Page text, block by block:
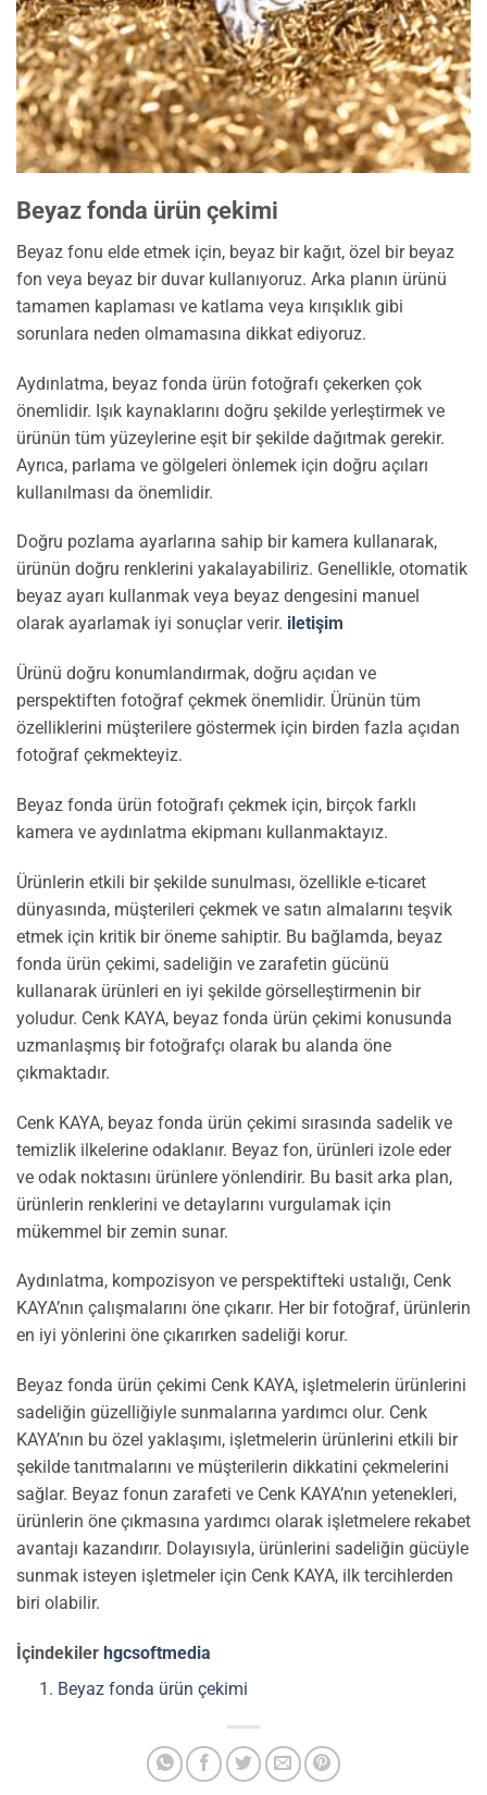
Beyaz fonda ürün çekimi
Beyaz fonu elde etmek için, beyaz bir kağıt, özel bir beyaz
fon veya beyaz bir duvar kullanıyoruz. Arka planın ürünü
tamamen kaplaması ve katlama veya kırışıklık gibi
sorunlara neden olmamasına dikkat ediyoruz.
Aydınlatma, beyaz fonda ürün fotoğrafı çekerken çok
önemlidir. Işık kaynaklarını doğru şekilde yerleştirmek ve
ürünün tüm yüzeylerine eşit bir şekilde dağıtmak gerekir.
Ayrıca, parlama ve gölgeleri önlemek için doğru açıları
kullanılması da önemlidir.
Doğru pozlama ayarlarına sahip bir kamera kullanarak,
ürünün doğru renklerini yakalayabiliriz. Genellikle, otomatik
beyaz ayarı kullanmak veya beyaz dengesini manuel
olarak ayarlamak iyi sonuçlar verir. iletişim
Ürünü doğru konumlandırmak, doğru açıdan ve
perspektiften fotoğraf çekmek önemlidir. Ürünün tüm
özelliklerini müşterilere göstermek için birden fazla açıdan
fotoğraf çekmekteyiz.
Beyaz fonda ürün fotoğrafı çekmek için, birçok farklı
kamera ve aydınlatma ekipmanı kullanmaktayız.
Ürünlerin etkili bir şekilde sunulması, özellikle e-ticaret
dünyasında, müşterileri çekmek ve satın almalarını teşvik
etmek için kritik bir öneme sahiptir. Bu bağlamda, beyaz
fonda ürün çekimi, sadeliğin ve zarafetin gücünü
kullanarak ürünleri en iyi şekilde görselleştirmenin bir
yoludur. Cenk KAYA, beyaz fonda ürün çekimi konusunda
uzmanlaşmış bir fotoğrafçı olarak bu alanda öne
çıkmaktadır.
Cenk KAYA, beyaz fonda ürün çekimi sırasında sadelik ve
temizlik ilkelerine odaklanır. Beyaz fon, ürünleri izole eder
ve odak noktasını ürünlere yönlendirir. Bu basit arka plan,
ürünlerin renklerini ve detaylarını vurgulamak için
mükemmel bir zemin sunar.
Aydınlatma, kompozisyon ve perspektifteki ustalığı, Cenk
KAYA’nın çalışmalarını öne çıkarır. Her bir fotoğraf, ürünlerin
en iyi yönlerini öne çıkarırken sadeliği korur.
Beyaz fonda ürün çekimi Cenk KAYA, işletmelerin ürünlerini
sadeliğin güzelliğiyle sunmalarına yardımcı olur. Cenk
KAYA’nın bu özel yaklaşımı, işletmelerin ürünlerini etkili bir
şekilde tanıtmalarını ve müşterilerin dikkatini çekmelerini
sağlar. Beyaz fonun zarafeti ve Cenk KAYA’nın yetenekleri,
ürünlerin öne çıkmasına yardımcı olarak işletmelere rekabet
avantajı kazandırır. Dolayısıyla, ürünlerini sadeliğin gücüyle
sunmak isteyen işletmeler için Cenk KAYA, ilk tercihlerden
biri olabilir.
İçindekiler hgcsoftmedia
Beyaz fonda ürün çekimi